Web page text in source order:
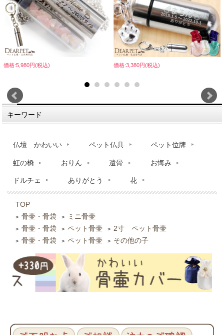
価格:5,980円(税込) 価格:3,380円(税込)
キーワード
仏壇 かわいい ペット仏具 ペット位牌
虹の橋 おりん 遺骨 お悔み
ドルチェ ありがとう 花
TOP
> 骨壷・骨袋 > ミニ骨壷
> 骨壷・骨袋 > ペット骨壷 > 2寸 ペット骨壷
> 骨壷・骨袋 > ペット骨壷 > その他の子